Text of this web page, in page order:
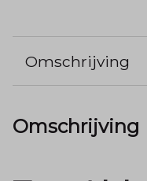
Omschrijving
Omschrijving